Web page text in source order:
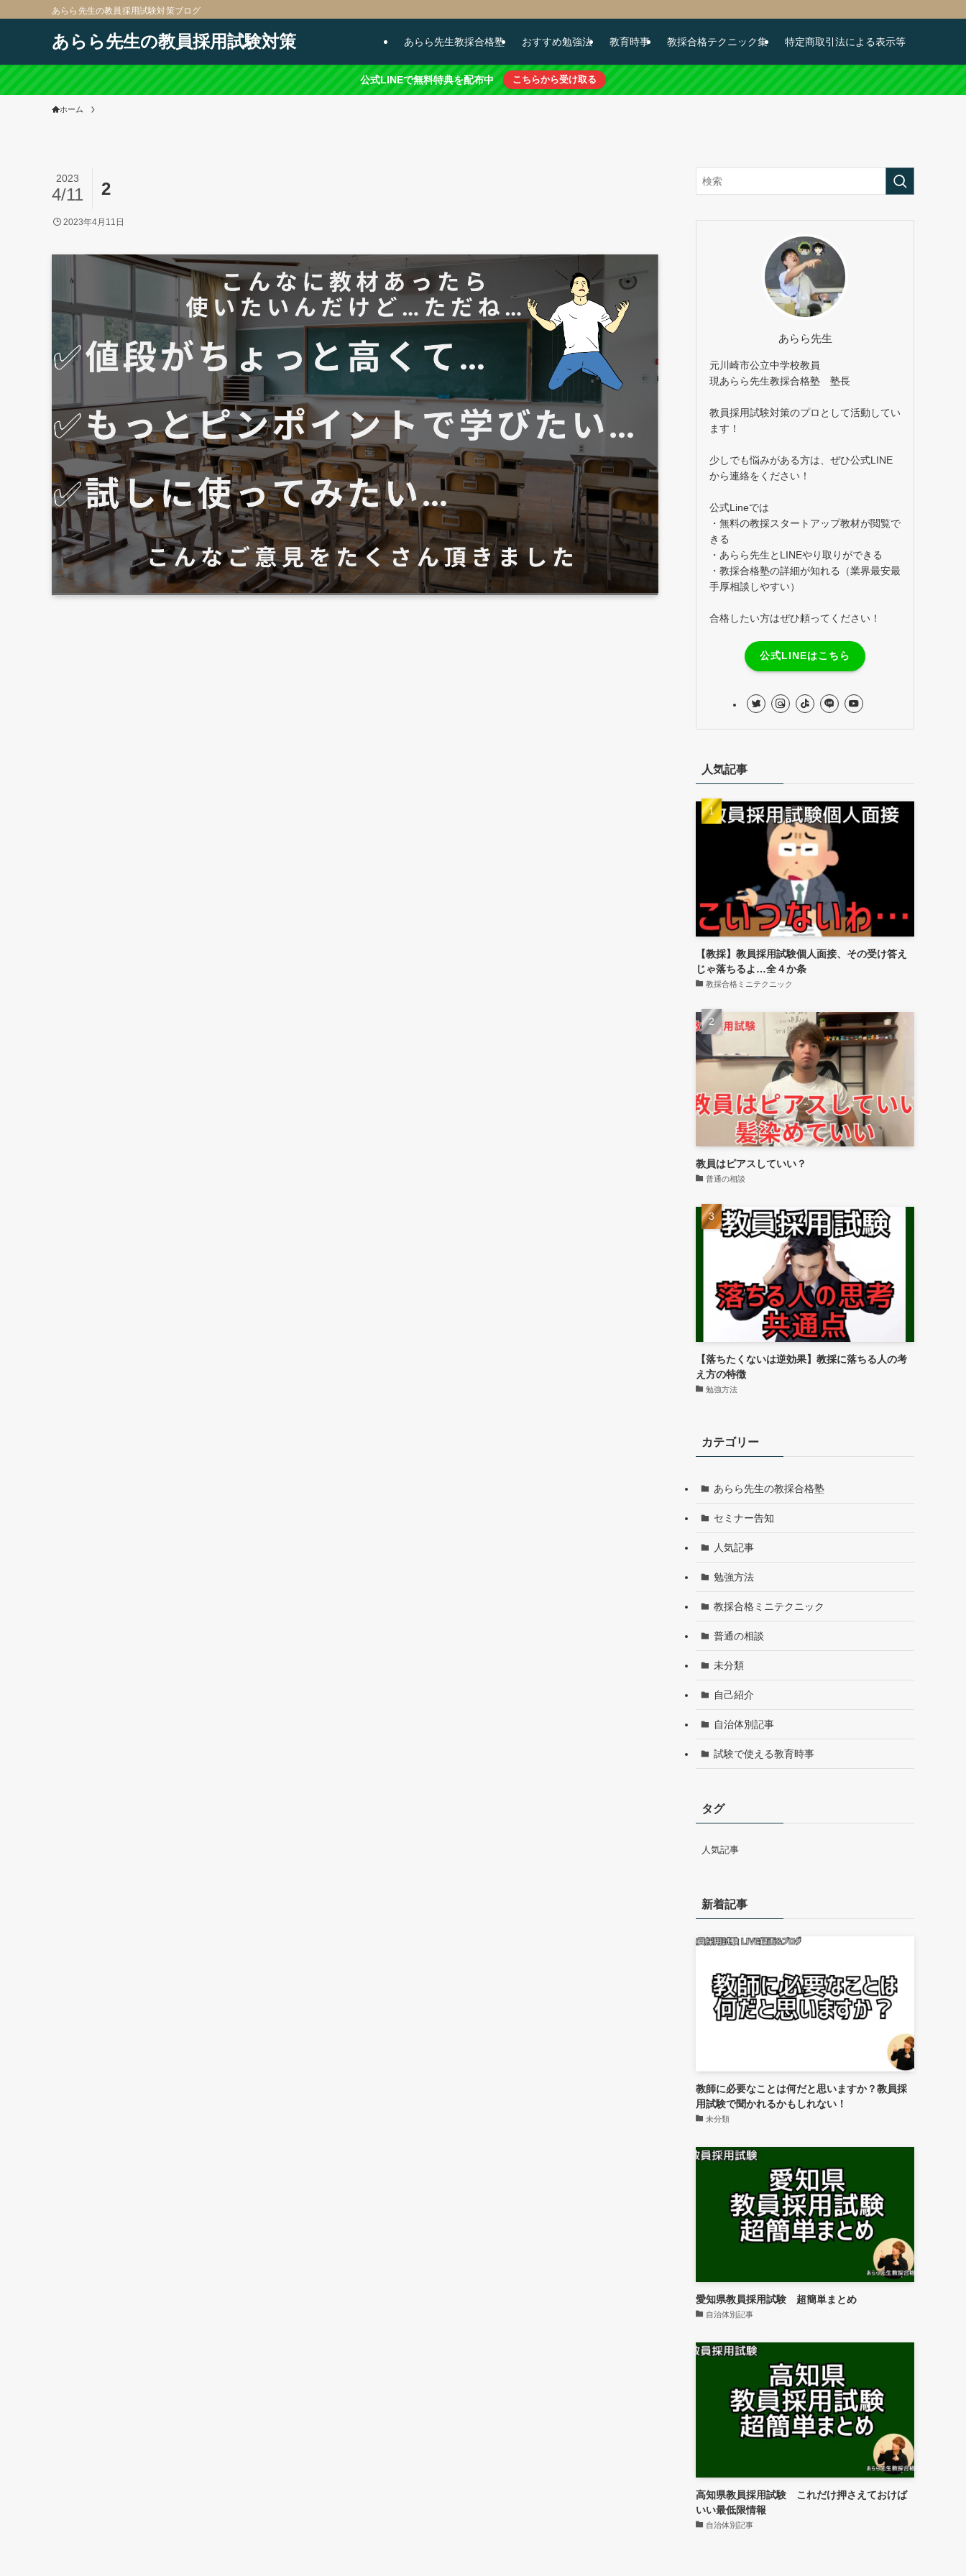
あらら先生の教員採用試験対策ブログ
あらら先生の教員採用試験対策 あらら先生教採合格塾 おすすめ勉強法 教育時事 教採合格テクニック集 特定商取引法による表示等
公式LINEで無料特典を配布中 こちらから受け取る
ホーム
2
2023
4/11
2023年4月11日
あらら先生
元川崎市公立中学校教員
現あらら先生教採合格塾 塾長
教員採用試験対策のプロとして活動してい
ます！
少しでも悩みがある方は、ぜひ公式LINE
から連絡をください！
公式Lineでは
・無料の教採スタートアップ教材が閲覧で
きる
・あらら先生とLINEやり取りができる
・教採合格塾の詳細が知れる（業界最安最
手厚相談しやすい）
合格したい方はぜひ頼ってください！
公式LINEはこちら
人気記事
【教採】教員採用試験個人面接、その受け答え
じゃ落ちるよ…全４か条
教採合格ミニテクニック
教員はピアスしていい？
普通の相談
【落ちたくないは逆効果】教採に落ちる人の考
え方の特徴
勉強方法
カテゴリー
あらら先生の教採合格塾
セミナー告知
人気記事
勉強方法
教採合格ミニテクニック
普通の相談
未分類
自己紹介
自治体別記事
試験で使える教育時事
タグ
人気記事
新着記事
教師に必要なことは何だと思いますか？教員採
用試験で聞かれるかもしれない！
未分類
愛知県教員採用試験 超簡単まとめ
自治体別記事
高知県教員採用試験 これだけ押さえておけば
いい最低限情報
自治体別記事